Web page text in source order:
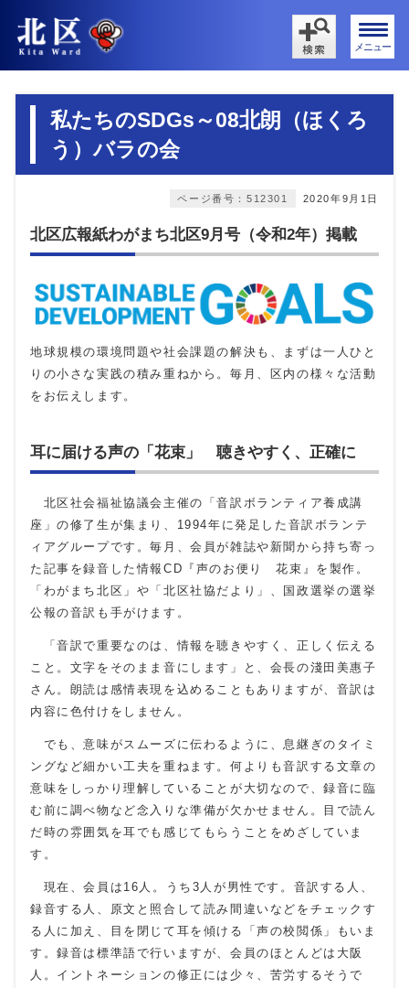
メニュー
私たちのSDGs～08北朗（ほくろ
う）バラの会
2020年9月1日
ページ番号：512301
北区広報紙わがまち北区9月号（令和2年）掲載
地球規模の環境問題や社会課題の解決も、まずは一人ひと
りの小さな実践の積み重ねから。毎月、区内の様々な活動
をお伝えします。
耳に届ける声の「花束」 聴きやすく、正確に
北区社会福祉協議会主催の「音訳ボランティア養成講
座」の修了生が集まり、1994年に発足した音訳ボランテ
ィアグループです。毎月、会員が雑誌や新聞から持ち寄っ
た記事を録音した情報CD『声のお便り 花束』を製作。
「わがまち北区」や「北区社協だより」、国政選挙の選挙
公報の音訳も手がけます。
「音訳で重要なのは、情報を聴きやすく、正しく伝える
こと。文字をそのまま音にします」と、会長の淺田美惠子
さん。朗読は感情表現を込めることもありますが、音訳は
内容に色付けをしません。
でも、意味がスムーズに伝わるように、息継ぎのタイミ
ングなど細かい工夫を重ねます。何よりも音訳する文章の
意味をしっかり理解していることが大切なので、録音に臨
む前に調べ物など念入りな準備が欠かせません。目で読ん
だ時の雰囲気を耳でも感じてもらうことをめざしていま
す。
現在、会員は16人。うち3人が男性です。音訳する人、
録音する人、原文と照合して読み間違いなどをチェックす
る人に加え、目を閉じて耳を傾ける「声の校閲係」もいま
す。録音は標準語で行いますが、会員のほとんどは大阪
人。イントネーションの修正には少々、苦労するそうで